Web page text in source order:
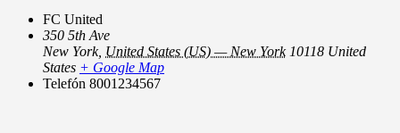
FC United
350 5th Ave
New York, United States (US) — New York 10118 United
States + Google Map
Telefón 8001234567